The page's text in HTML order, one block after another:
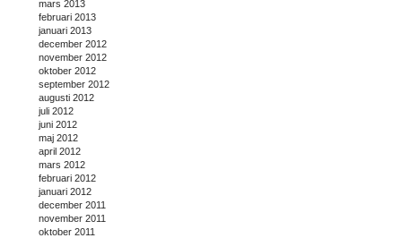
mars 2013
februari 2013
januari 2013
december 2012
november 2012
oktober 2012
september 2012
augusti 2012
juli 2012
juni 2012
maj 2012
april 2012
mars 2012
februari 2012
januari 2012
december 2011
november 2011
oktober 2011